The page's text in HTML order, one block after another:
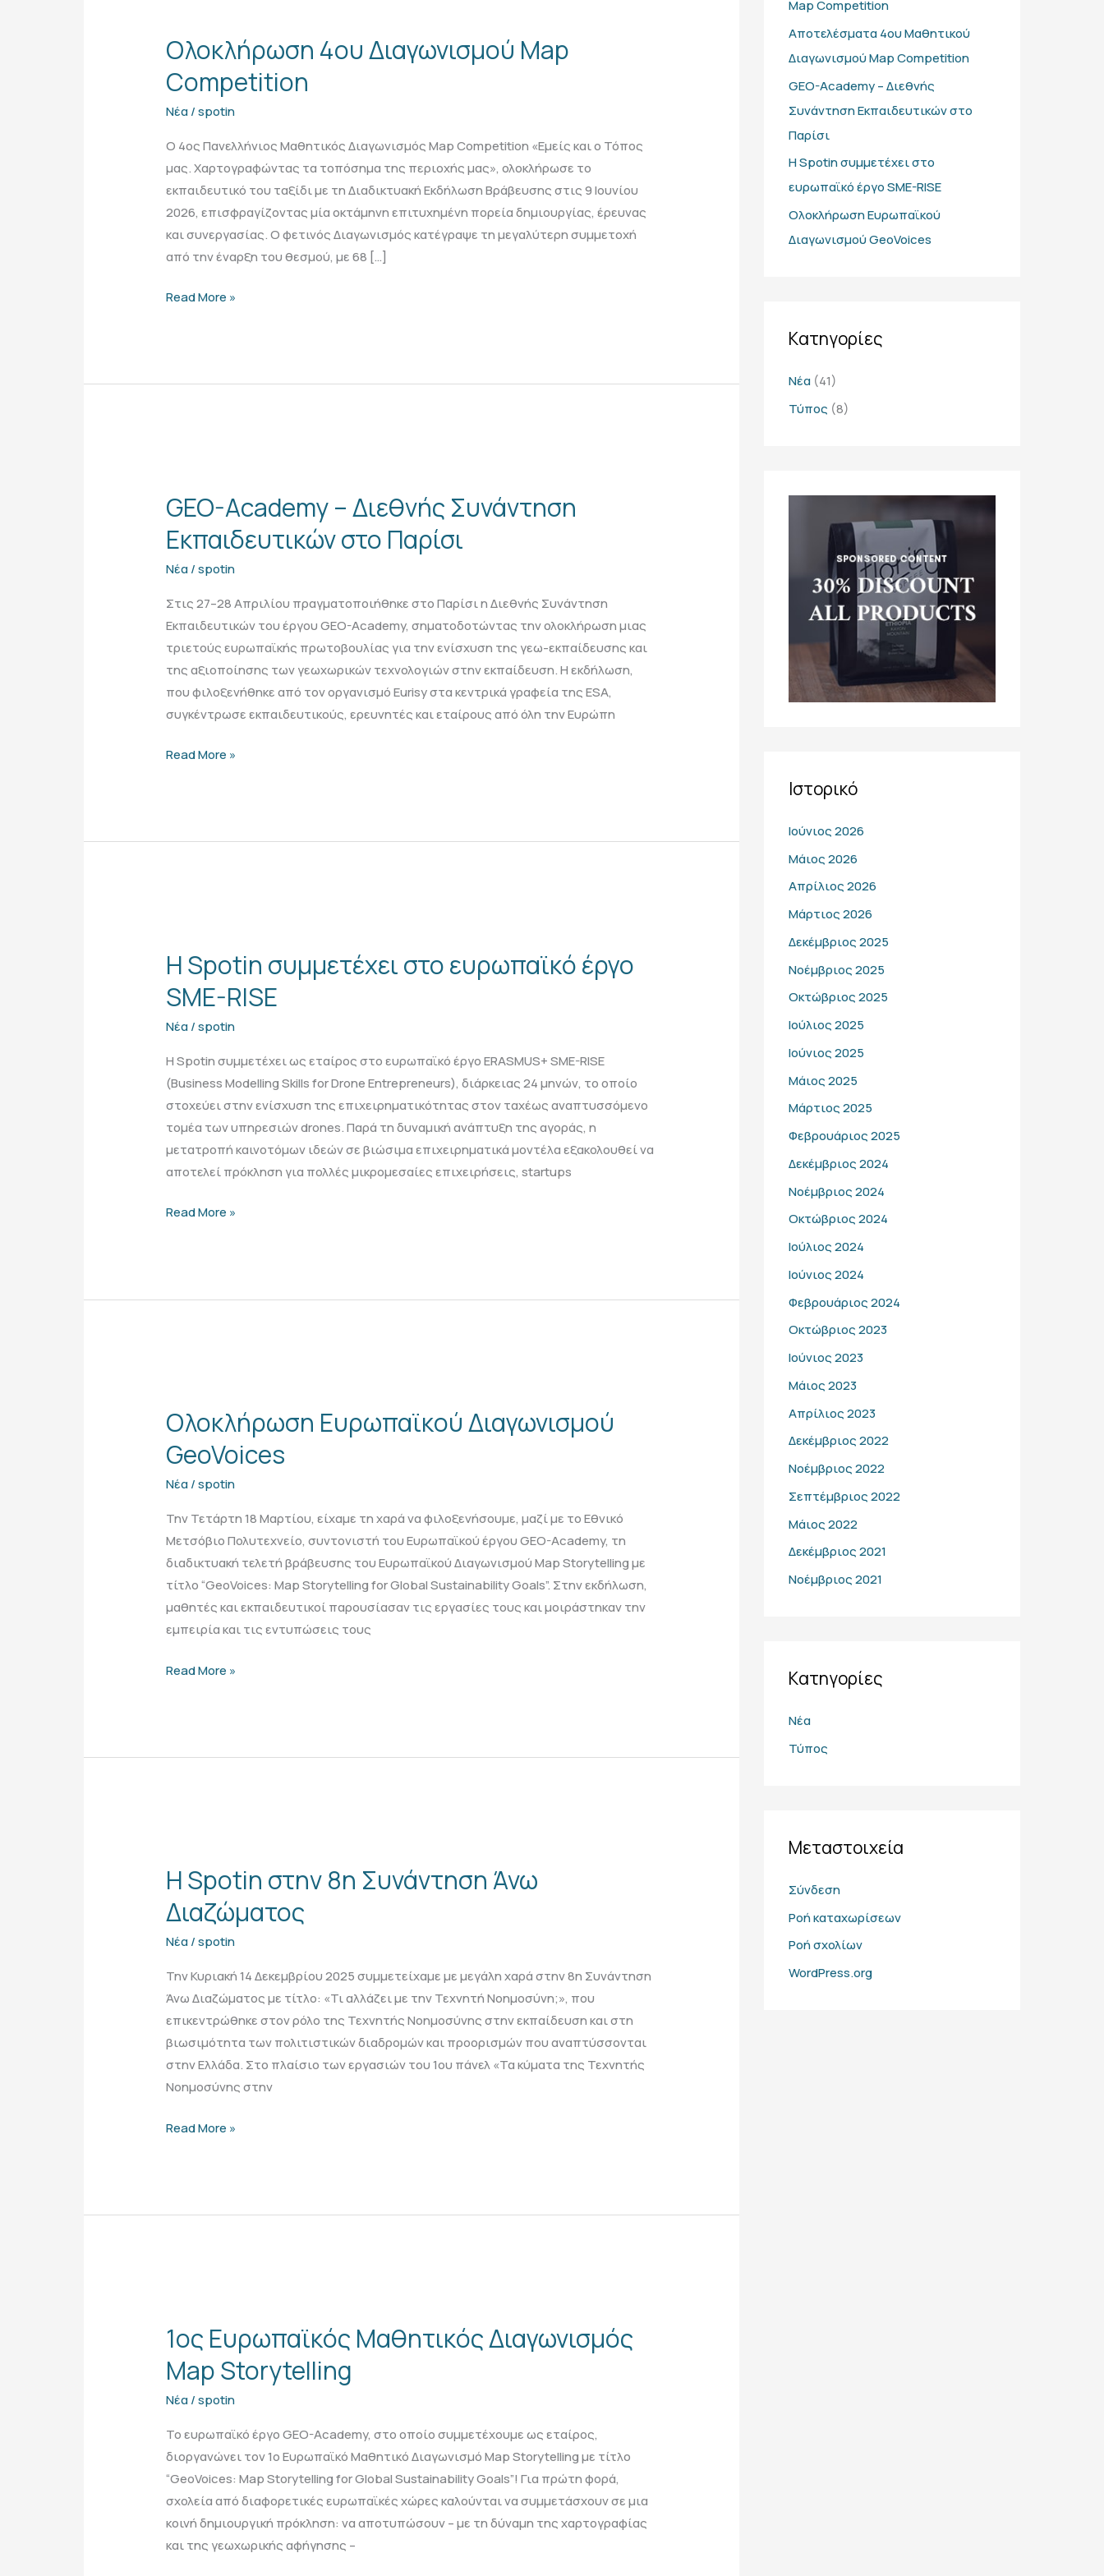
Ολοκλήρωση 4ου Διαγωνισμού Map
Competition
Νέα/spotin
Ο 4ος Πανελλήνιος Μαθητικός Διαγωνισμός Map Competition «Εμείς και ο Τόπος
μας. Χαρτογραφώντας τα τοπόσημα της περιοχής μας», ολοκλήρωσε το
εκπαιδευτικό του ταξίδι με τη Διαδικτυακή Εκδήλωση Βράβευσης στις 9 Ιουνίου
2026, επισφραγίζοντας μία οκτάμηνη επιτυχημένη πορεία δημιουργίας, έρευνας
και συνεργασίας. Ο φετινός Διαγωνισμός κατέγραψε τη μεγαλύτερη συμμετοχή
από την έναρξη του θεσμού, με 68 […]
Διαγωνισμού
Map
Competition
Read More »
GEO-Academy – Διεθνής Συνάντηση
Εκπαιδευτικών στο Παρίσι
Νέα/spotin
Στις 27–28 Απριλίου πραγματοποιήθηκε στο Παρίσι η Διεθνής Συνάντηση
Εκπαιδευτικών του έργου GEO-Academy, σηματοδοτώντας την ολοκλήρωση μιας
τριετούς ευρωπαϊκής πρωτοβουλίας για την ενίσχυση της γεω-εκπαίδευσης και
της αξιοποίησης των γεωχωρικών τεχνολογιών στην εκπαίδευση. Η εκδήλωση,
που φιλοξενήθηκε από τον οργανισμό Eurisy στα κεντρικά γραφεία της ESA,
συγκέντρωσε εκπαιδευτικούς, ερευνητές και εταίρους από όλη την Ευρώπη
–
Διεθνής
Συνάντηση
Εκπαιδευτικών
Read More »
Η Spotin συμμετέχει στο ευρωπαϊκό έργο
SME-RISE
Νέα/spotin
Η Spotin συμμετέχει ως εταίρος στο ευρωπαϊκό έργο ERASMUS+ SME-RISE
(Business Modelling Skills for Drone Entrepreneurs), διάρκειας 24 μηνών, το οποίο
στοχεύει στην ενίσχυση της επιχειρηματικότητας στον ταχέως αναπτυσσόμενο
τομέα των υπηρεσιών drones. Παρά τη δυναμική ανάπτυξη της αγοράς, η
μετατροπή καινοτόμων ιδεών σε βιώσιμα επιχειρηματικά μοντέλα εξακολουθεί να
αποτελεί πρόκληση για πολλές μικρομεσαίες επιχειρήσεις, startups
συμμετέχει
στο
ευρωπαϊκό
έργο
RISE
Read More »
Ολοκλήρωση Ευρωπαϊκού Διαγωνισμού
GeoVoices
Νέα/spotin
Την Τετάρτη 18 Μαρτίου, είχαμε τη χαρά να φιλοξενήσουμε, μαζί με το Εθνικό
Μετσόβιο Πολυτεχνείο, συντονιστή του Ευρωπαϊκού έργου GEO-Academy, τη
διαδικτυακή τελετή βράβευσης του Ευρωπαϊκού Διαγωνισμού Map Storytelling με
τίτλο “GeoVoices: Map Storytelling for Global Sustainability Goals”. Στην εκδήλωση,
μαθητές και εκπαιδευτικοί παρουσίασαν τις εργασίες τους και μοιράστηκαν την
εμπειρία και τις εντυπώσεις τους
Διαγωνισμού
GeoVoices
Read More »
Η Spotin στην 8η Συνάντηση Άνω
Διαζώματος
Νέα/spotin
Την Κυριακή 14 Δεκεμβρίου 2025 συμμετείχαμε με μεγάλη χαρά στην 8η Συνάντηση
Άνω Διαζώματος με τίτλο: «Τι αλλάζει με την Τεχνητή Νοημοσύνη;», που
επικεντρώθηκε στον ρόλο της Τεχνητής Νοημοσύνης στην εκπαίδευση και στη
βιωσιμότητα των πολιτιστικών διαδρομών και προορισμών που αναπτύσσονται
στην Ελλάδα. Στο πλαίσιο των εργασιών του 1ου πάνελ «Τα κύματα της Τεχνητής
Νοημοσύνης στην
στην
8η
Συνάντηση
Άνω
Read More »
1ος Ευρωπαϊκός Μαθητικός Διαγωνισμός
Map Storytelling
Νέα/spotin
Το ευρωπαϊκό έργο GEO-Academy, στο οποίο συμμετέχουμε ως εταίρος,
διοργανώνει τον 1ο Ευρωπαϊκό Μαθητικό Διαγωνισμό Map Storytelling με τίτλο
“GeoVoices: Map Storytelling for Global Sustainability Goals”! Για πρώτη φορά,
σχολεία από διαφορετικές ευρωπαϊκές χώρες καλούνται να συμμετάσχουν σε μια
κοινή δημιουργική πρόκληση: να αποτυπώσουν – με τη δύναμη της χαρτογραφίας
και της γεωχωρικής αφήγησης –
Μαθητικός
Διαγωνισμός
Map
Storytelling
σ
η
γ
ι
α
:
Map Competition
Αποτελέσματα 4ου Μαθητικού
Διαγωνισμού Map Competition
GEO-Academy – Διεθνής
Συνάντηση Εκπαιδευτικών στο
Παρίσι
Η Spotin συμμετέχει στο
ευρωπαϊκό έργο SME-RISE
Ολοκλήρωση Ευρωπαϊκού
Διαγωνισμού GeoVoices
Kατηγορίες
Νέα (41)
Τύπος (8)
Ιστορικό
Ιούνιος 2026
Μάιος 2026
Απρίλιος 2026
Μάρτιος 2026
Δεκέμβριος 2025
Νοέμβριος 2025
Οκτώβριος 2025
Ιούλιος 2025
Ιούνιος 2025
Μάιος 2025
Μάρτιος 2025
Φεβρουάριος 2025
Δεκέμβριος 2024
Νοέμβριος 2024
Οκτώβριος 2024
Ιούλιος 2024
Ιούνιος 2024
Φεβρουάριος 2024
Οκτώβριος 2023
Ιούνιος 2023
Μάιος 2023
Απρίλιος 2023
Δεκέμβριος 2022
Νοέμβριος 2022
Σεπτέμβριος 2022
Μάιος 2022
Δεκέμβριος 2021
Νοέμβριος 2021
Kατηγορίες
Νέα
Τύπος
Μεταστοιχεία
Σύνδεση
Ροή καταχωρίσεων
Ροή σχολίων
WordPress.org